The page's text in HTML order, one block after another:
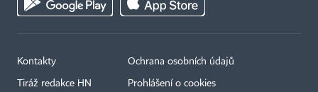
Kontakty
Tiráž redakce HN
Ochrana osobních údajů
Prohlášení o cookies